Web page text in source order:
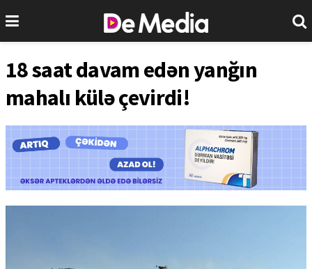
18 saat davam edən yanğın
mahalı külə çevirdi!